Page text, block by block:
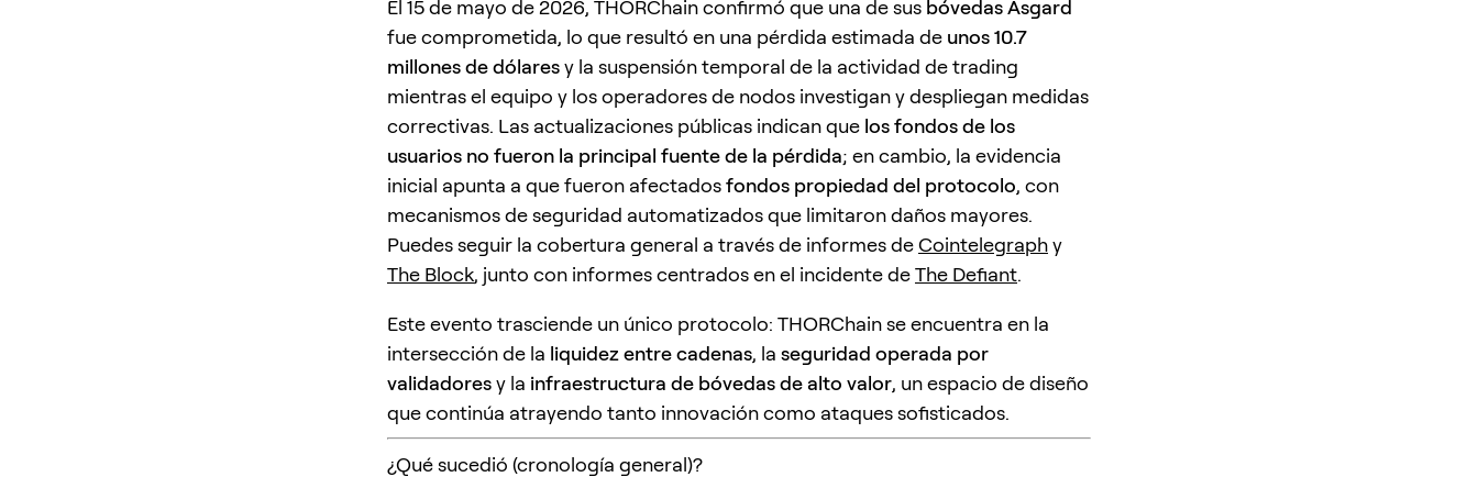
El 15 de mayo de 2026, THORChain confirmó que una de sus bóvedas Asgard
fue comprometida, lo que resultó en una pérdida estimada de unos 10.7
millones de dólaresy la suspensión temporal de la actividad de trading
mientras el equipo y los operadores de nodos investigan y despliegan medidas
correctivas. Las actualizaciones públicas indican que los fondos de los
usuarios no fueron la principal fuente de la pérdida; en cambio, la evidencia
inicial apunta a que fueron afectadosfondos propiedad del protocolo, con
mecanismos de seguridad automatizados que limitaron daños mayores.
Puedes seguir la cobertura general a través de informes deCointelegraphy
The Block, junto con informes centrados en el incidente deThe Defiant.
Este evento trasciende un único protocolo: THORChain se encuentra en la
intersección de la liquidez entre cadenas, la seguridad operada por
validadoresy la infraestructura de bóvedas de alto valor, un espacio de diseño
que continúa atrayendo tanto innovación como ataques sofisticados.
¿Qué sucedió (cronología general)?